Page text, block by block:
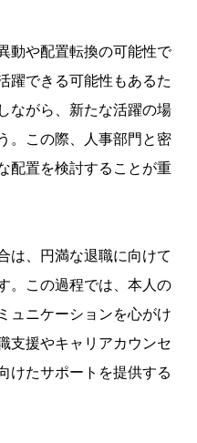
動や配置転換の可能性で
躍できる可能性もあるた
ながら、新たな活躍の場
。この際、人事部門と密
配置を検討することが重
は、円満な退職に向けて
。この過程では、本人の
ュニケーションを心がけ
支援やキャリアカウンセ
けたサポートを提供する